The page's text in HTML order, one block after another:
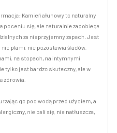
Kamień ałunowy to naturalny
poceniu się, ale naturalnie zapobiega
za nieprzyjemny zapach. Jest
plami, nie pozostawia śladów.
na stopach, na intymnymi
tylko jest bardzo skuteczny, ale w
zdrowia.
go pod wodą przed użyciem, a
nie pali się, nie natłuszcza,